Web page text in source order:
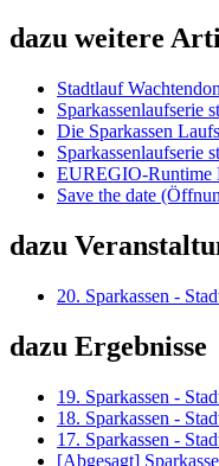
dazu weitere
Stadtlauf
Sparkassenlaufserie
Die Sparkassen
Sparkassenlaufserie
EUREGIO-Runtime
Save the date
dazu
20. Sparkassen -
dazu Ergebnisse
19. Sparkassen -
18. Sparkassen -
17. Sparkassen -
[Abgesagt]